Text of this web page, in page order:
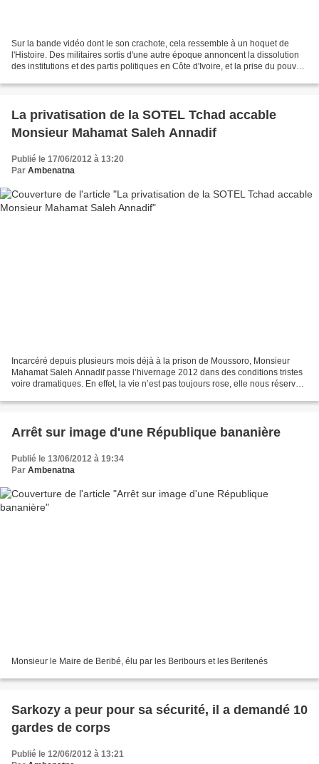
Sur la bande vidéo dont le son crachote, cela ressemble à un hoquet de
l'Histoire. Des militaires sortis d'une autre époque annoncent la dissolution
des institutions et des partis politiques en Côte d'Ivoire, et la prise du pouvoir
La privatisation de la SOTEL Tchad accable
Monsieur Mahamat Saleh Annadif
Publié le 17/06/2012 à 13:20
Par Ambenatna
Incarcéré depuis plusieurs mois déjà à la prison de Moussoro, Monsieur
Mahamat Saleh Annadif passe l’hivernage 2012 dans des conditions tristes
voire dramatiques. En effet, la vie n’est pas toujours rose, elle nous réserve
Arrêt sur image d'une République bananière
Publié le 13/06/2012 à 19:34
Par Ambenatna
Monsieur le Maire de Beribé, élu par les Beribours et les Beritenés
Sarkozy a peur pour sa sécurité, il a demandé 10
gardes de corps
Publié le 12/06/2012 à 13:21